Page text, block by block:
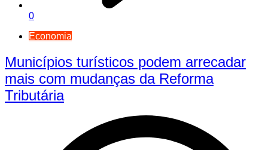
0
Economia
Municípios turísticos podem arrecadar
mais com mudanças da Reforma
Tributária